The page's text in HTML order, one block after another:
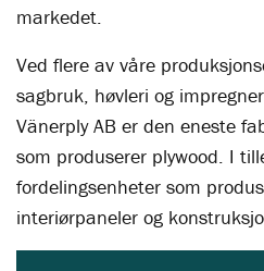
markedet.
Ved flere av våre
sagbruk, høvleri og
Vänerply AB er den eneste
som produserer plywood. I
fordelingsenheter som
interiørpaneler og